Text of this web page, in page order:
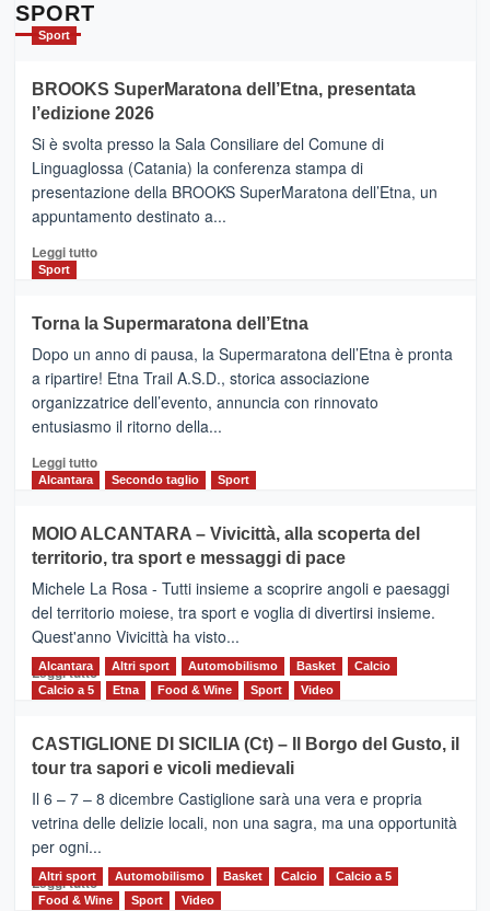
con
la
Al
via
i
collegamenti
SPORT
Sport
BROOKS SuperMaratona dell’Etna, presentata
l’edizione 2026
Si è svolta presso la Sala Consiliare del Comune di
Linguaglossa (Catania) la conferenza stampa di
presentazione della BROOKS SuperMaratona dell’Etna, un
appuntamento destinato a...
Leggi tuttoLeggi
BROOKS
SuperMaratona
dell’Etna,
presentata
l’edizione
2026
Sport
Torna la Supermaratona dell’Etna
Dopo un anno di pausa, la Supermaratona dell’Etna è pronta
a ripartire! Etna Trail A.S.D., storica associazione
organizzatrice dell’evento, annuncia con rinnovato
entusiasmo il ritorno della...
Leggi tuttoLeggi
Torna
la
Supermaratona
dell’Etna
Alcantara Secondo taglio Sport
MOIO ALCANTARA – Vivicittà, alla scoperta del
territorio, tra sport e messaggi di pace
Michele La Rosa - Tutti insieme a scoprire angoli e paesaggi
del territorio moiese, tra sport e voglia di divertirsi insieme.
Quest'anno Vivicittà ha visto...
Leggi tutto Leggi
MOIO
ALCANTARA
–
Vivicittà,
alla
scoperta
del
territorio,
Alcantara Altri sport Automobilismo Basket
Calcio
Calcio a 5
Etna Food & Wine Sport Video
CASTIGLIONE DI SICILIA (Ct) – Il Borgo del Gusto, il
tour tra sapori e vicoli medievali
Il 6 – 7 – 8 dicembre Castiglione sarà una vera e propria
vetrina delle delizie locali, non una sagra, ma una opportunità
per ogni...
Leggi tuttoLeggi
di
Altri sport Automobilismo Basket Calcio
Calcio a 5
Food & Wine
Sport Video